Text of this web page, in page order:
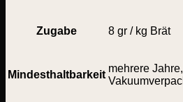
Zugabe 8 gr / kg Brät
Mindesthaltbarkeit
mehrere